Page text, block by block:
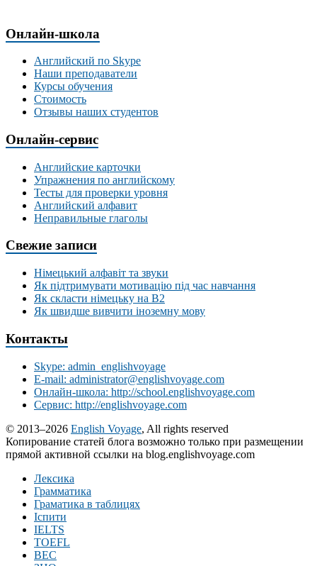
Онлайн-школа
Английский по Skype
Наши преподаватели
Курсы обучения
Стоимость
Отзывы наших студентов
Онлайн-сервис
Английские карточки
Упражнения по английскому
Тесты для проверки уровня
Английский алфавит
Неправильные глаголы
Свежие записи
Німецький алфавіт та звуки
Як підтримувати мотивацію під час навчання
Як скласти німецьку на В2
Як швидше вивчити іноземну мову
Контакты
Skype: admin_englishvoyage
E-mail: administrator@englishvoyage.com
Онлайн-школа: http://school.englishvoyage.com
Сервис: http://englishvoyage.com
© 2013–2026 English Voyage, All rights reserved
Копирование статей блога возможно только при размещении
прямой активной ссылки на blog.englishvoyage.com
Лексика
Грамматика
Граматика в таблицях
Іспити
IELTS
TOEFL
BEC